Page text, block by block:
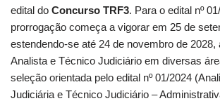
edital do Concurso TRF3. Para o edital nº
prorrogação começa a vigorar em 25 de
estendendo-se até 24 de novembro de 2028,
Analista e Técnico Judiciário em diversas
seleção orientada pelo edital nº 01/2024
Judiciária e Técnico Judiciário –